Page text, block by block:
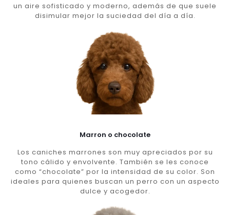
un aire sofisticado y moderno, además de que suele
disimular mejor la suciedad del día a día.
Marron o chocolate
Los caniches marrones son muy apreciados por su
tono cálido y envolvente. También se les conoce
como “chocolate” por la intensidad de su color. Son
ideales para quienes buscan un perro con un aspecto
dulce y acogedor.